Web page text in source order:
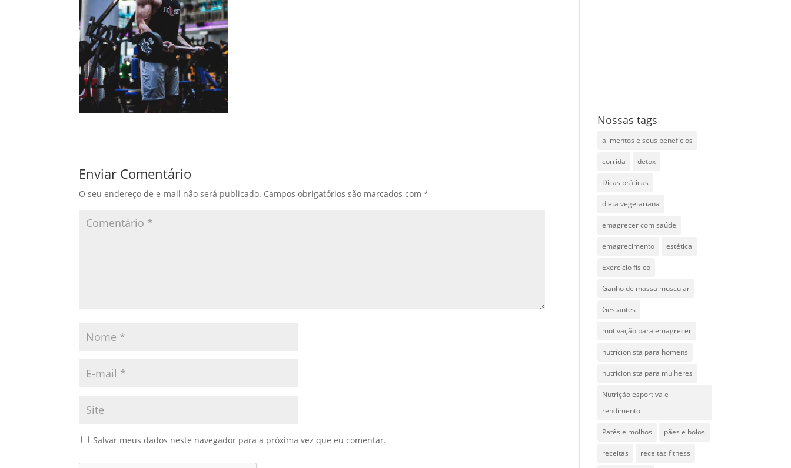
Enviar Comentário
O seu endereço de e-mail não será publicado. Campos obrigatórios são marcados com*
Salvar meus dados neste navegador para a próxima vez que eu comentar.
Nossas tags
alimentos e seus benefícios
corrida detox
Dicas práticas
dieta vegetariana
emagrecer com saúde
emagrecimento estética
Exercício físico
Ganho de massa muscular
Gestantes
motivação para emagrecer
nutricionista para homens
nutricionista para mulheres
Nutrição esportiva e
rendimento
Patês e molhos pães e bolos
receitas receitas fitness